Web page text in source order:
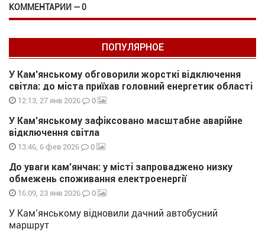
КОММЕНТАРИИ — 0
ПОПУЛЯРНОЕ
У Кам’янському обговорили жорсткі відключення
світла: до міста приїхав головний енергетик області
12:13, 27 янв 2026 0
У Кам’янському зафіксовано масштабне аварійне
відключення світла
13:46, 6 фев 2026 0
До уваги кам’янчан: у місті запроваджено низку
обмежень споживання електроенергії
16:09, 23 янв 2026 0
У Кам’янському відновили дачний автобусний
маршрут